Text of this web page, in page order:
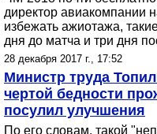
директор авиакомпании
избежать ажиотажа,
дня до матча и три дня
28 декабря 2017 г., 17:52
Министр труда
чертой бедности
посулил улучшения
По его словам, такой